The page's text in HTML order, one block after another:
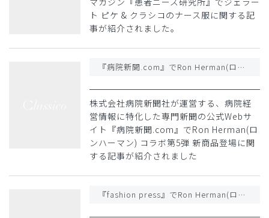
ト ピケ & クラシコのナース服に関する記
事が紹介されました。
『病院新聞.com』でRon Herman(ロンハーマン) コラボ第5弾 新商品登場に関する記事が紹介されました
株式会社病院新聞社が運営する、病院経
営情報に特化した専門新聞の公式Webサ
イト『病院新聞.com』でRon Herman(ロ
ンハーマン) コラボ第5弾 新商品登場に関
する記事が紹介されました
『fashion press』でRon Herman(ロンハーマン) コラボ第5弾 新商品登場に関する記事が紹介されました